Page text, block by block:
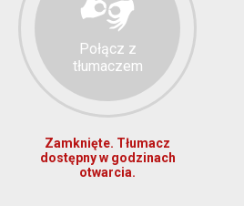
Połącz z
tłumaczem
Zamknięte. Tłumacz
dostępny w godzinach
otwarcia.